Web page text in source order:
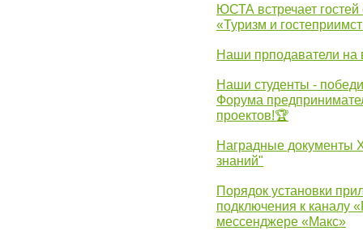
ЮСТА встречает гостей
«Туризм и
Наши прподаватели
Наши студенты -
Форума
проектов!🏆
Наградные документы
знаний"
Порядок установки
подключения к каналу
мессенджере «Макс»